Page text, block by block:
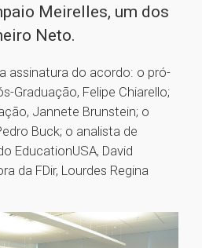
Meirelles, um dos
Neto.
assinatura do acordo: o pró-
Graduação, Felipe Chiarello;
Jannete Brunstein; o
Buck; o analista de
EducationUSA, David
da FDir, Lourdes Regina